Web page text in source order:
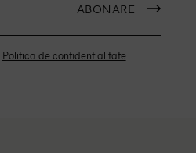
ABONARE
Politica de confidentialitate